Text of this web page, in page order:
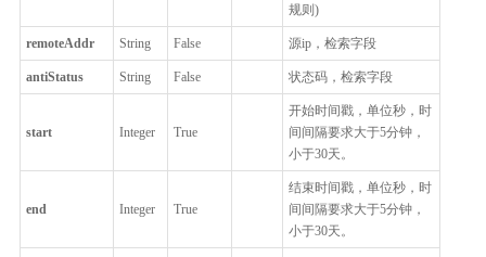
规则)
remoteAddr String False 源ip，检索字段
antiStatus String False 状态码，检索字段
start Integer True
开始时间戳，单位秒，时
间间隔要求大于5分钟，
小于30天。
end Integer True
结束时间戳，单位秒，时
间间隔要求大于5分钟，
小于30天。